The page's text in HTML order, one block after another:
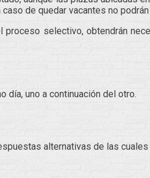
de quedar vacantes no
selectivo, obtendrán
día, uno a continuación del otro.
alternativas de las